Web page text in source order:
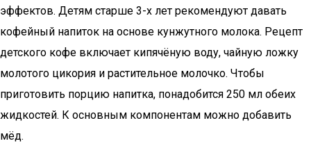
эффектов. Детям старше 3-х лет рекомендуют давать
кофейный напиток на основе кунжутного молока. Рецепт
детского кофе включает кипячёную воду, чайную ложку
молотого цикория и растительное молочко. Чтобы
приготовить порцию напитка, понадобится 250 мл обеих
жидкостей. К основным компонентам можно добавить
мёд.